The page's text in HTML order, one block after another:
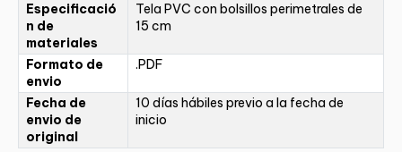
Especificació
n de
materiales
Tela PVC con bolsillos perimetrales de
15 cm
Formato de
envio
.PDF
Fecha de
envio de
original
10 días hábiles previo a la fecha de
inicio